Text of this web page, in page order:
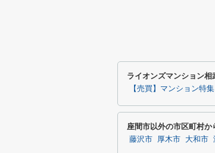
ライオンズマンション
【売買】マンション特集
座間市以外の市区町村か
藤沢市 厚木市 大和市